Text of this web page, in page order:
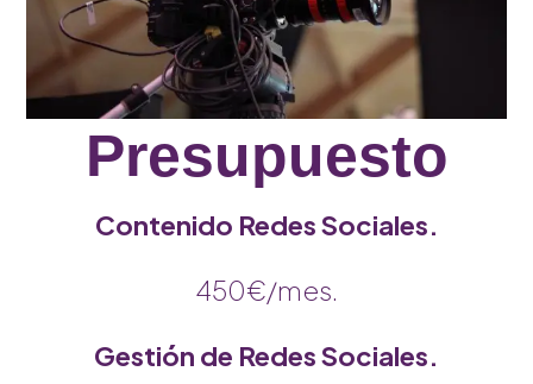
Presupuesto
Contenido Redes Sociales.
450€/mes.
Gestión de Redes Sociales.